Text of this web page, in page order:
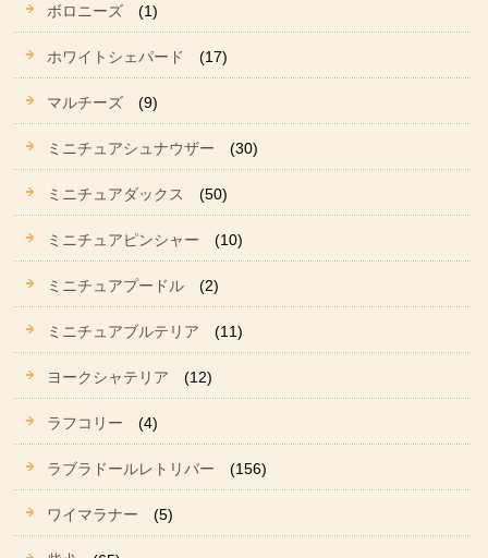
ボロニーズ (1)
ホワイトシェパード (17)
マルチーズ (9)
ミニチュアシュナウザー (30)
ミニチュアダックス (50)
ミニチュアピンシャー (10)
ミニチュアプードル (2)
ミニチュアブルテリア (11)
ヨークシャテリア (12)
ラフコリー (4)
ラブラドールレトリバー (156)
ワイマラナー (5)